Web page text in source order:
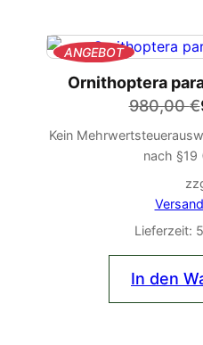
ANGEBOTPRODUKT
ANGEBOT
Ornithoptera
980,00€
Kein
nach §19
Lieferzeit:
In den